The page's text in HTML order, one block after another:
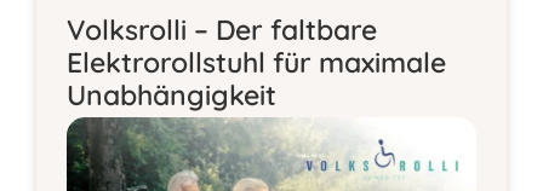
Volksrolli – Der faltbare
Elektrorollstuhl für maximale
Unabhängigkeit